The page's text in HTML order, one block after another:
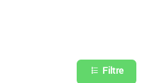
Filtre